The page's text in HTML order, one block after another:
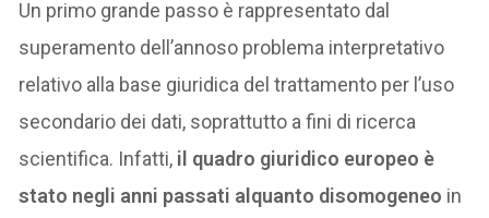
Un primo grande passo è rappresentato dal
superamento dell’annoso problema interpretativo
relativo alla base giuridica del trattamento per l’uso
secondario dei dati, soprattutto a fini di ricerca
scientifica. Infatti, il quadro giuridico europeo è
stato negli anni passati alquanto disomogeneo in